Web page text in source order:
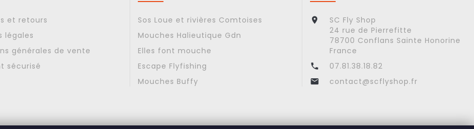
et retours
légales
générales de vente
sécurisé
Sos Loue et rivières Comtoises
Mouches Halieutique Gdn
Elles font mouche
Escape Flyfishing
Mouches Buffy

SC Fly Shop
24 rue de Pierrefitte
78700 Conflans Sainte Honorine
France
 07.81.38.18.82
 contact@scflyshop.fr